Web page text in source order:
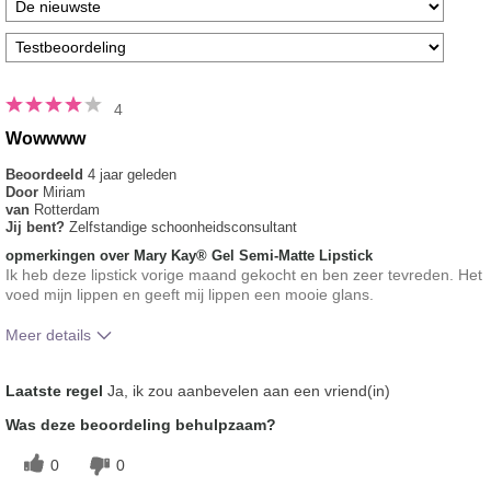
4
Wowwww
Beoordeeld 4 jaar geleden
Door Miriam
van Rotterdam
Jij bent? Zelfstandige schoonheidsconsultant
opmerkingen over Mary Kay® Gel Semi-Matte Lipstick
Ik heb deze lipstick vorige maand gekocht en ben zeer tevreden. Het
voed mijn lippen en geeft mij lippen een mooie glans.
Meer details
met andere door je gebruikte merken
decoratieve make-up?
Laatste regel Ja, ik zou aanbevelen aan een vriend(in)
Was deze beoordeling behulpzaam?
0 0